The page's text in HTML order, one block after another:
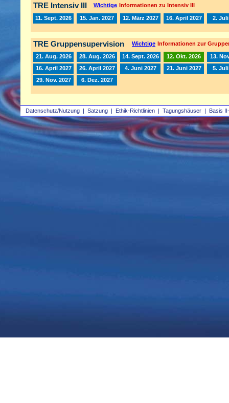
Datenschutz/Nutzung | Satzung | Ethik-Richtlinien | Tagungshäuser | Basis
TRE Intensiv III Wichtige Informationen zu Intensiv III
11. Sept. 2026 15. Jan. 2027 12. März 2027 16. April 2027 2. Juli
TRE Gruppensupervision Wichtige Informationen zur
21. Aug. 2026 28. Aug. 2026 14. Sept. 2026 12. Okt. 2026
13.
16. April 2027
26. April 2027 4. Juni 2027 21. Juni 2027
5. Juli
29. Nov. 2027
6. Dez. 2027